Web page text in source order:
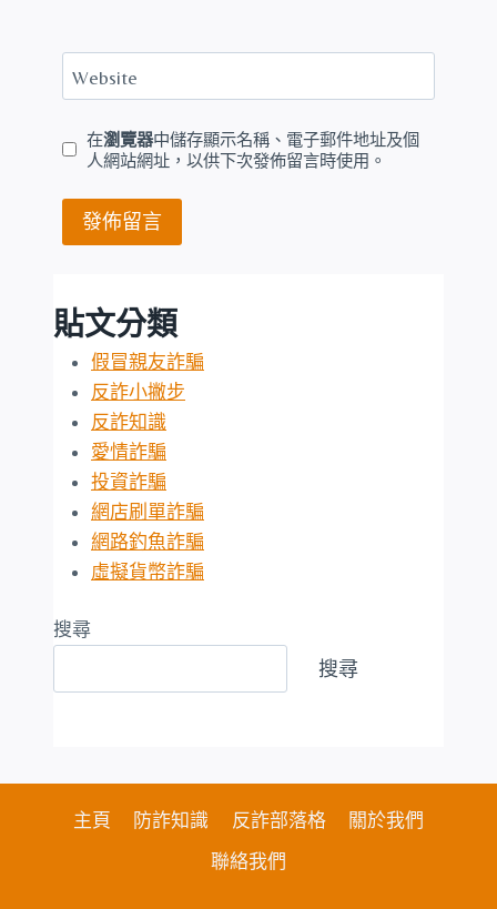
Website
在瀏覽器中儲存顯示名稱、電子郵件地址及個
人網站網址，以供下次發佈留言時使用。
貼文分類
假冒親友詐騙
反詐小撇步
反詐知識
愛情詐騙
投資詐騙
網店刷單詐騙
網路釣魚詐騙
虛擬貨幣詐騙
搜尋
搜尋
主頁 防詐知識 反詐部落格
關於我們
聯絡我們